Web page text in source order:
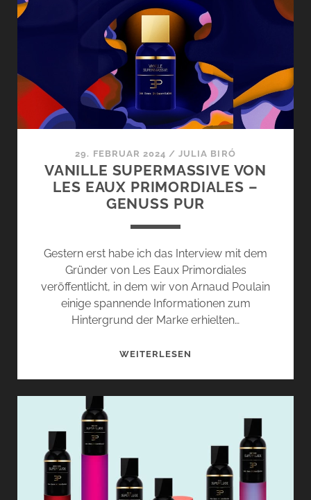
–
15.
2024
29. FEBRUAR 2024 /JULIA BIRÓ
VANILLE SUPERMASSIVE VON
LES EAUX PRIMORDIALES –
GENUSS PUR
Gestern erst habe ich das Interview mit dem
Gründer von Les Eaux Primordiales
veröffentlicht, in dem wir von Arnaud Poulain
einige spannende Informationen zum
Hintergrund der Marke erhielten…
WEITERLESEN
PRIMORDIALES
GENUSS
PUR